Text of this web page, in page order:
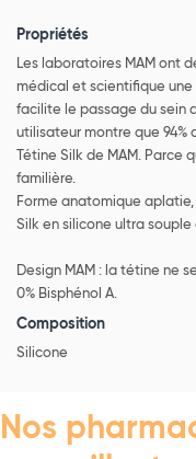
Propriétés
Les laboratoires MAM ont
médical et scientifique
facilite le passage du sein
utilisateur montre que
Tétine Silk de MAM.
familière.
Forme anatomique
Silk en silicone ultra
Design MAM : la tétine ne
0% Bisphénol A.
Composition
Silicone
Nos